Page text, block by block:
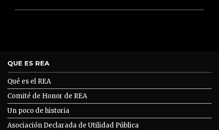
QUE ES REA
Qué es el REA
Comité de Honor de REA
Un poco de historia
Asociación Declarada de Utilidad Pública